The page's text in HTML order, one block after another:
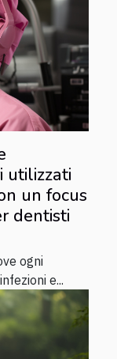
utilizzati
un focus
dentisti
ogni
e...